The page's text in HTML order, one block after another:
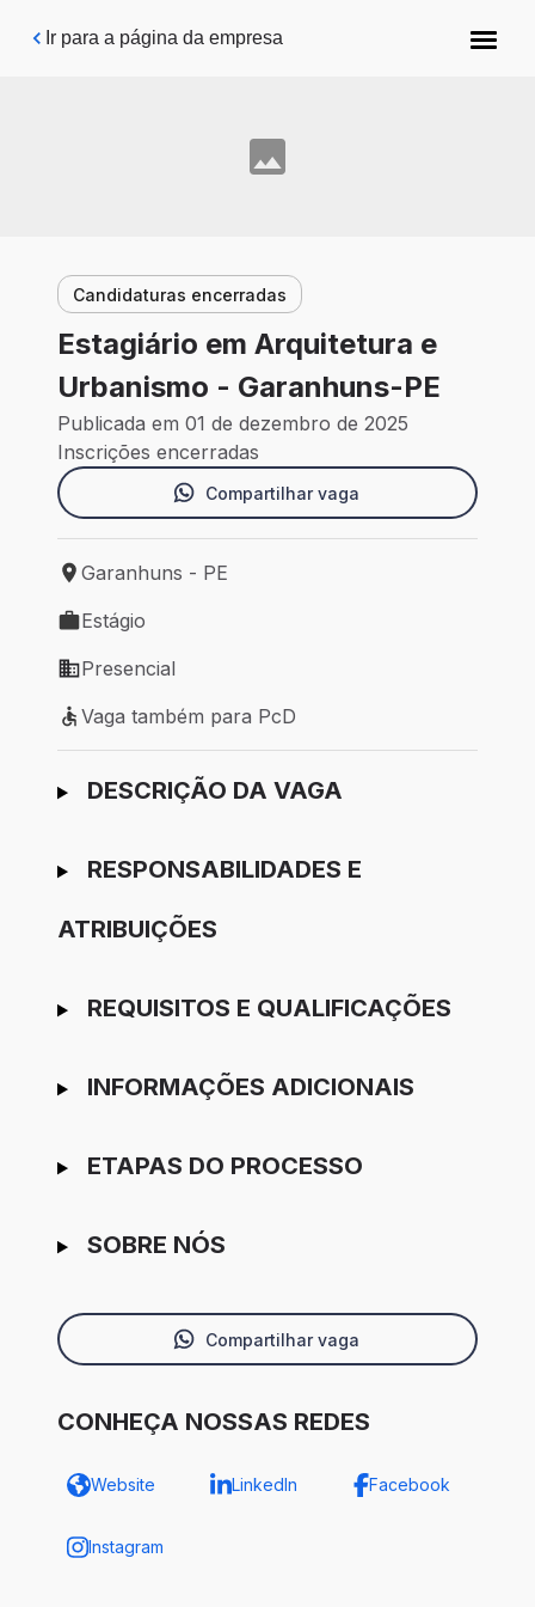
Pular para o conteúdo principal
Ir para a página da empresa
Candidaturas encerradas
Estagiário em Arquitetura e
Urbanismo - Garanhuns-PE
Publicada em 01 de dezembro de 2025
Inscrições encerradas
Compartilhar vaga
Local de trabalho: Garanhuns - PE
Garanhuns - PE
Tipo de vaga: Estágio
Estágio
Modelo de trabalho: Presencial
Presencial
Vaga também para PcD
Vaga também para PcD
Ir para candidatura
DESCRIÇÃO DA VAGA
RESPONSABILIDADES E
ATRIBUIÇÕES
REQUISITOS E QUALIFICAÇÕES
INFORMAÇÕES ADICIONAIS
ETAPAS DO PROCESSO
SOBRE NÓS
Compartilhar vaga
CONHEÇA NOSSAS REDES
Website LinkedIn Facebook
Instagram